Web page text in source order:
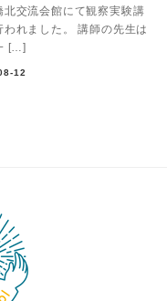
北交流会館にて観察実験講
われました。 講師の先生は
[…]
12